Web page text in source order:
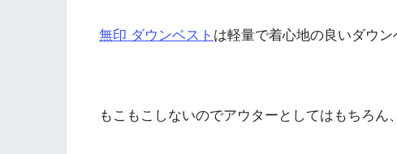
無印 ダウンベスト は軽量で着心地の良いダウン
もこもこしないのでアウターとしてはもちろん